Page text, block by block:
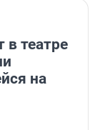
в театре
на